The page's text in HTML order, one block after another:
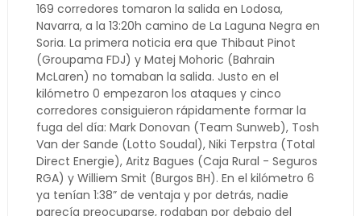
169 corredores tomaron la salida en Lodosa,
Navarra, a la 13:20h camino de La Laguna Negra en
Soria. La primera noticia era que Thibaut Pinot
(Groupama FDJ) y Matej Mohoric (Bahrain
McLaren) no tomaban la salida. Justo en el
kilómetro 0 empezaron los ataques y cinco
corredores consiguieron rápidamente formar la
fuga del día: Mark Donovan (Team Sunweb), Tosh
Van der Sande (Lotto Soudal), Niki Terpstra (Total
Direct Energie), Aritz Bagues (Caja Rural - Seguros
RGA) y Williem Smit (Burgos BH). En el kilómetro 6
ya tenían 1:38” de ventaja y por detrás, nadie
parecía preocuparse, rodaban por debajo del